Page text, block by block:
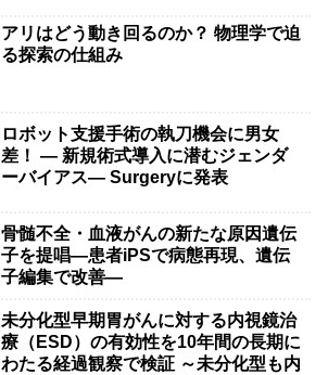
アリはどう動き回るのか？ 物理学で迫
る探索の仕組み
ロボット支援手術の執刀機会に男女
差！ — 新規術式導入に潜むジェンダ
ーバイアス— Surgeryに発表
骨髄不全・血液がんの新たな原因遺伝
子を提唱―患者iPSで病態再現、遺伝
子編集で改善―
未分化型早期胃がんに対する内視鏡治
療（ESD）の有効性を10年間の長期に
わたる経過観察で検証 ～未分化型も内